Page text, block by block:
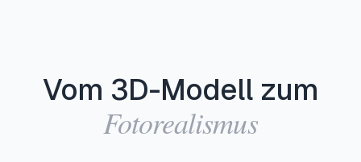
Vom 3D-Modell zum
Fotorealismus